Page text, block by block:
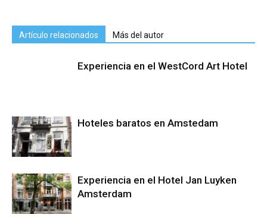
Artículo relacionados Más del autor
Experiencia en el WestCord Art Hotel
Hoteles baratos en Amstedam
Experiencia en el Hotel Jan Luyken
Amsterdam